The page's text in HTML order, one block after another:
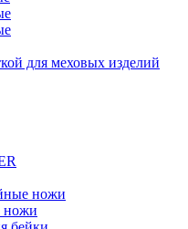
для меховых изделий
ножи
ножи